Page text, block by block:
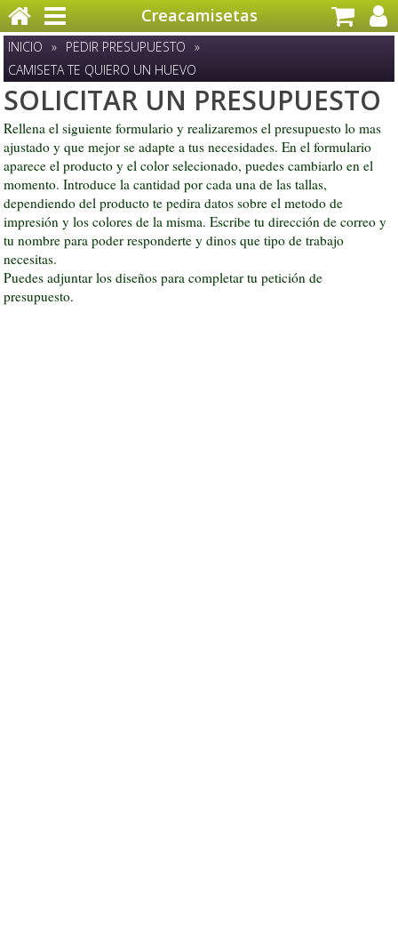
Creacamisetas
INICIO » PEDIR PRESUPUESTO »
CAMISETA TE QUIERO UN HUEVO
SOLICITAR UN PRESUPUESTO
Rellena el siguiente formulario y realizaremos el presupuesto lo mas
ajustado y que mejor se adapte a tus necesidades. En el formulario
aparece el producto y el color selecionado, puedes cambiarlo en el
momento. Introduce la cantidad por cada una de las tallas,
dependiendo del producto te pedira datos sobre el metodo de
impresión y los colores de la misma. Escribe tu dirección de correo y
tu nombre para poder responderte y dinos que tipo de trabajo
necesitas.
Puedes adjuntar los diseños para completar tu petición de
presupuesto.